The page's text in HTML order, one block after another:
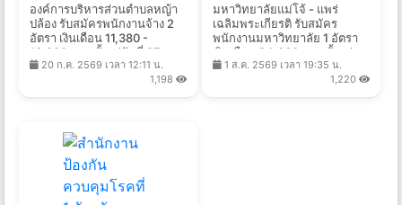
องค์การบริหารส่วนตำบลหญ้า
ปล้อง รับสมัครพนักงานจ้าง 2
อัตรา เงินเดือน 11,380 -
13,920 บาท ตั้งแต่วันที่ 27 ก.ค.
- 10 ส.ค. 2569
20 ก.ค. 2569 เวลา 12:11 น.
1,198
มหาวิทยาลัยแม่โจ้ - แพร่
เฉลิมพระเกียรติ รับสมัคร
พนักงานมหาวิทยาลัย 1 อัตรา
เงินเดือน 34,000 บาท ตั้งแต่
บัดนี้ - 28 ส.ค. 2569
1 ส.ค. 2569 เวลา 19:35 น.
1,220